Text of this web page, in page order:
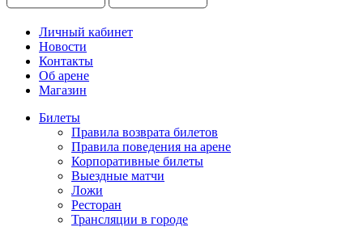
Личный кабинет
Новости
Контакты
Об арене
Магазин
Билеты
Правила возврата билетов
Правила поведения на арене
Корпоративные билеты
Выездные матчи
Ложи
Ресторан
Трансляции в городе